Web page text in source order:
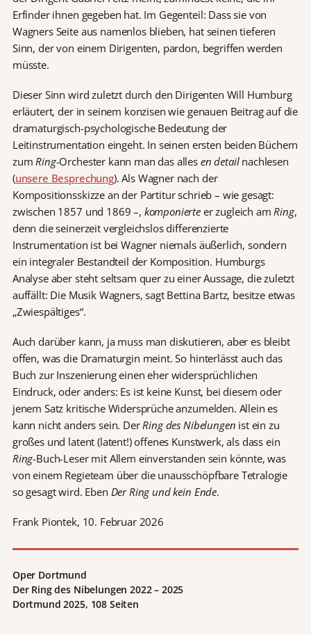
Erfinder ihnen gegeben hat. Im Gegenteil: Dass sie von
Wagners Seite aus namenlos blieben, hat seinen tieferen
Sinn, der von einem Dirigenten, pardon, begriffen werden
müsste.
Dieser Sinn wird zuletzt durch den Dirigenten Will Humburg
erläutert, der in seinem konzisen wie genauen Beitrag auf die
dramaturgisch-psychologische Bedeutung der
Leitinstrumentation eingeht. In seinen ersten beiden Büchern
zum Ring-Orchester kann man das alles en detail nachlesen
(unsere Besprechung). Als Wagner nach der
Kompositionsskizze an der Partitur schrieb – wie gesagt:
zwischen 1857 und 1869 –, komponierte er zugleich am Ring,
denn die seinerzeit vergleichslos differenzierte
Instrumentation ist bei Wagner niemals äußerlich, sondern
ein integraler Bestandteil der Komposition. Humburgs
Analyse aber steht seltsam quer zu einer Aussage, die zuletzt
auffällt: Die Musik Wagners, sagt Bettina Bartz, besitze etwas
„Zwiespältiges“.
Auch darüber kann, ja muss man diskutieren, aber es bleibt
offen, was die Dramaturgin meint. So hinterlässt auch das
Buch zur Inszenierung einen eher widersprüchlichen
Eindruck, oder anders: Es ist keine Kunst, bei diesem oder
jenem Satz kritische Widersprüche anzumelden. Allein es
kann nicht anders sein. DerRing des Nibelungen ist ein zu
großes und latent (latent!) offenes Kunstwerk, als dass ein
Ring-Buch-Leser mit Allem einverstanden sein könnte, was
von einem Regieteam über die unausschöpfbare Tetralogie
so gesagt wird. Eben Der Ring und kein Ende.
Frank Piontek, 10. Februar 2026
Oper Dortmund
Der Ring des Nibelungen 2022 – 2025
Dortmund 2025, 108 Seiten